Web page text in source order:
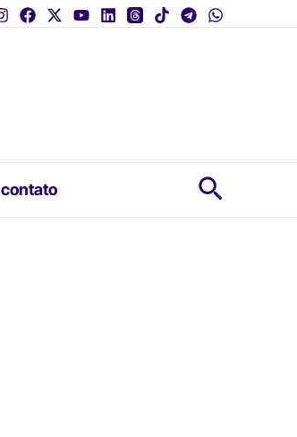
contato